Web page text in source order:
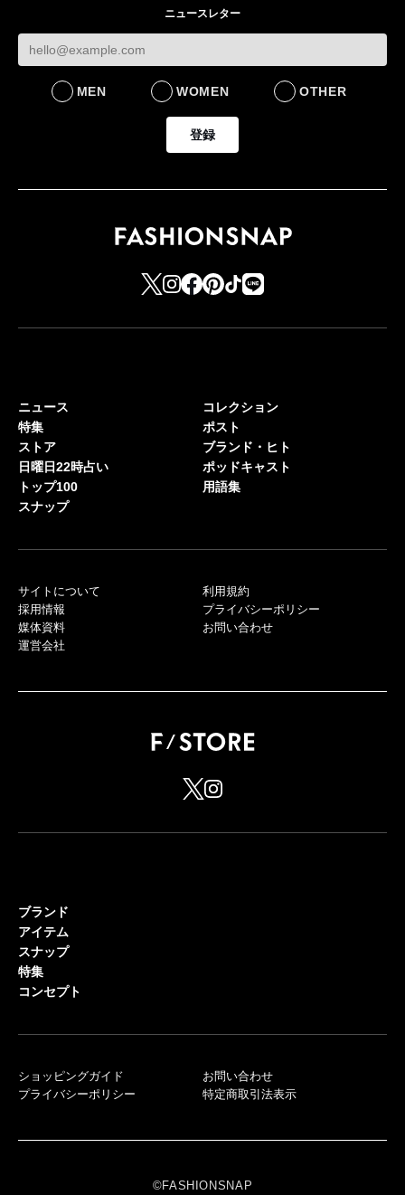
ニュースレター
MEN WOMEN OTHER
登録
ニュース
特集
ストア
日曜日22時占い
トップ100
スナップ
コレクション
ポスト
ブランド・ヒト
ポッドキャスト
用語集
サイトについて
採用情報
媒体資料
運営会社
利用規約
プライバシーポリシー
お問い合わせ
ブランド
アイテム
スナップ
特集
コンセプト
ショッピングガイド
プライバシーポリシー
お問い合わせ
特定商取引法表示
©FASHIONSNAP